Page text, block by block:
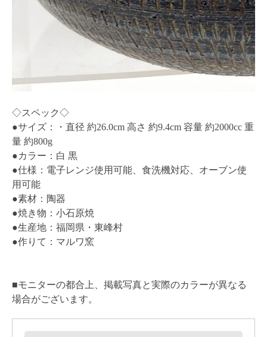
◇スペック◇
●サイズ：・直径 約26.0cm 高さ 約9.4cm 容量 約2000cc 重
量 約800g
●カラー：白 黒
●仕様：電子レンジ使用可能、食洗機対応、オーブン使
用可能
●素材：陶器
●焼き物：小石原焼
●生産地：福岡県・東峰村
●作りて：マルワ窯
■モニターの都合上、掲載写真と実際のカラーが異なる
場合がございます。